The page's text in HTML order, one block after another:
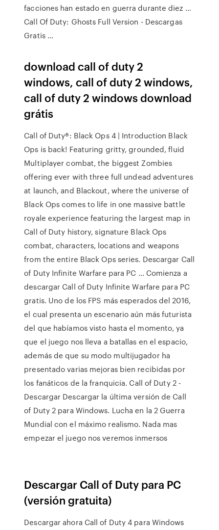
facciones han estado en guerra durante diez …
Call Of Duty: Ghosts Full Version - Descargas
Gratis …
download call of duty 2
windows, call of duty 2 windows,
call of duty 2 windows download
grátis
Call of Duty®: Black Ops 4 | Introduction Black
Ops is back! Featuring gritty, grounded, fluid
Multiplayer combat, the biggest Zombies
offering ever with three full undead adventures
at launch, and Blackout, where the universe of
Black Ops comes to life in one massive battle
royale experience featuring the largest map in
Call of Duty history, signature Black Ops
combat, characters, locations and weapons
from the entire Black Ops series. Descargar Call
of Duty Infinite Warfare para PC … Comienza a
descargar Call of Duty Infinite Warfare para PC
gratis. Uno de los FPS más esperados del 2016,
el cual presenta un escenario aún más futurista
del que habíamos visto hasta el momento, ya
que el juego nos lleva a batallas en el espacio,
además de que su modo multijugador ha
presentado varias mejoras bien recibidas por
los fanáticos de la franquicia. Call of Duty 2 -
Descargar Descargar la última versión de Call
of Duty 2 para Windows. Lucha en la 2 Guerra
Mundial con el máximo realismo. Nada mas
empezar el juego nos veremos inmersos
Descargar Call of Duty para PC
(versión gratuita)
Descargar ahora Call of Duty 4 para Windows